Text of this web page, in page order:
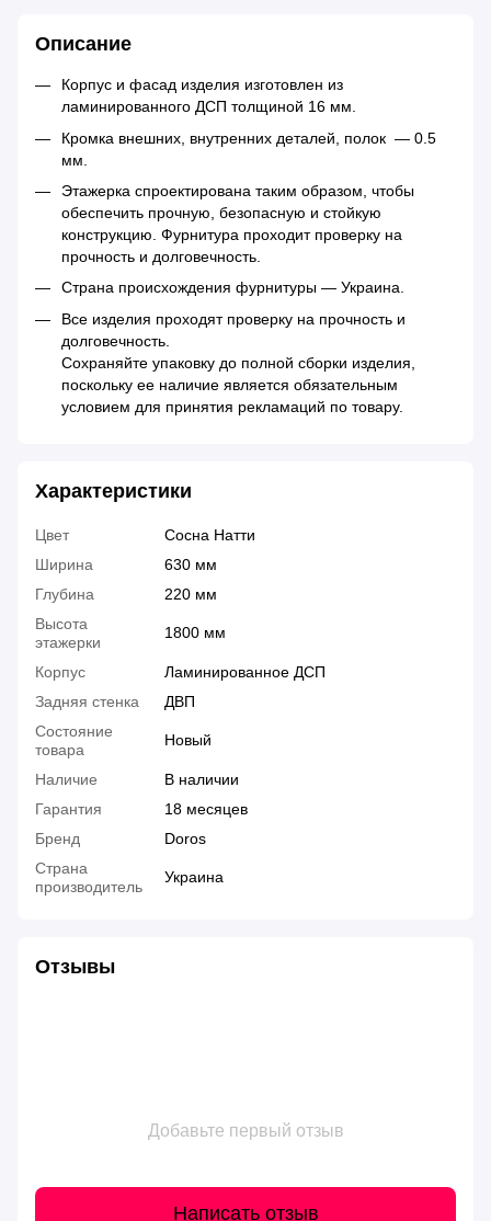
Описание
Корпус и фасад изделия изготовлен из
ламинированного ДСП толщиной 16 мм.
Кромка внешних, внутренних деталей, полок — 0.5
мм.
Этажерка спроектирована таким образом, чтобы
обеспечить прочную, безопасную и стойкую
конструкцию. Фурнитура проходит проверку на
прочность и долговечность.
Страна происхождения фурнитуры — Украина.
Все изделия проходят проверку на прочность и
долговечность.
Сохраняйте упаковку до полной сборки изделия,
поскольку ее наличие является обязательным
условием для принятия рекламаций по товару.
Характеристики
Цвет
Сосна Натти
Ширина
630 мм
Глубина
220 мм
Высота
этажерки
1800 мм
Корпус
Ламинированное ДСП
Задняя стенка
ДВП
Состояние
товара
Новый
Наличие
В наличии
Гарантия
18 месяцев
Бренд
Doros
Страна
производитель
Украина
Отзывы
Добавьте первый отзыв
Написать отзыв